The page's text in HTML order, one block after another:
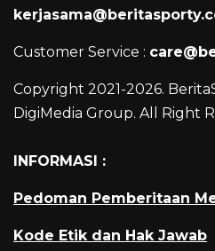
Customer Service :
Copyright 2021-2026.
DigiMedia Group. All Right
INFORMASI :
Pedoman Pemberitaan
Kode Etik dan Hak Jawab